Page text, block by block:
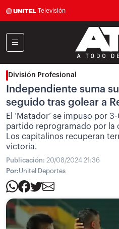
Televisión
División Profesional
Independiente suma
seguido tras golear a
El ‘Matador’ se impuso por
partido reprogramado por la
Los capitalinos recuperan
victoria.
Publicación: 20/08/2024 21:36
Por:Unitel Deportes